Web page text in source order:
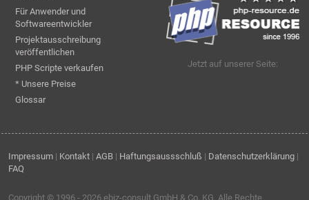
Für Anwender und
Softwareentwickler
Projektausschreibung
veröffentlichen
PHP Scripte verkaufen
* Unsere Preise
Glossar
Jetzt auf unserer Seite:
Impressum | Kontakt | AGB | Haftungsaussschluß | Datenschutzerklärung |
FAQ
Copyright © 1996 - 2026 ebiz-consult GmbH & Co. KG . Alle Rechte